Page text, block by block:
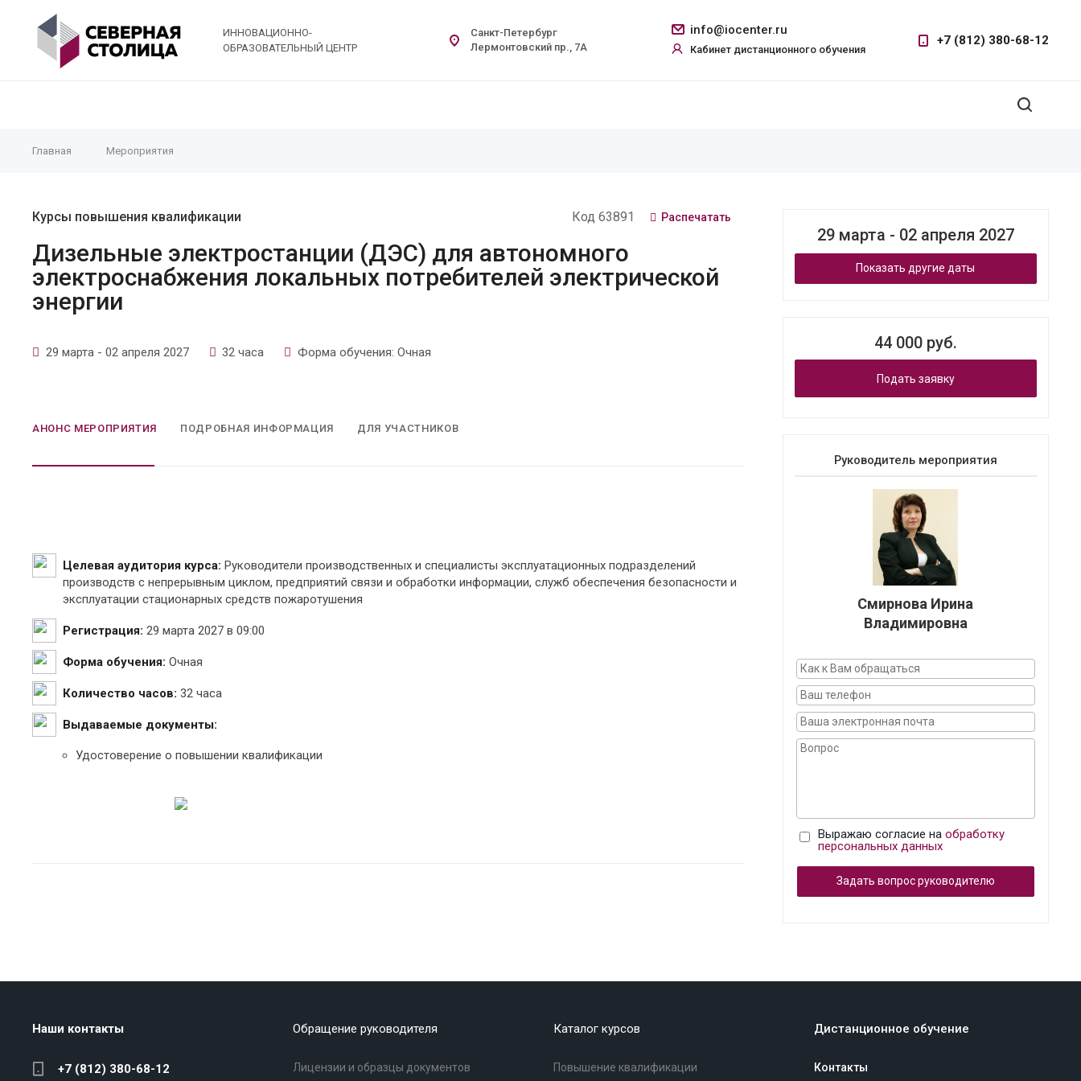
ИННОВАЦИОННО-
ОБРАЗОВАТЕЛЬНЫЙ ЦЕНТР
info@iocenter.ru
Кабинет дистанционного обучения
+7 (812) 380-68-12
Санкт-Петербург
Лермонтовский пр., 7А
Главная Мероприятия
Курсы повышения квалификации Код 63891 Распечатать
Дизельные электростанции (ДЭС) для автономного
электроснабжения локальных потребителей электрической
энергии
29 марта - 02 апреля 2027 32 часа Форма обучения: Очная
АНОНС МЕРОПРИЯТИЯ ПОДРОБНАЯ ИНФОРМАЦИЯ ДЛЯ УЧАСТНИКОВ
Целевая аудитория курса: Руководители производственных и специалисты эксплуатационных подразделений
производств с непрерывным циклом, предприятий связи и обработки информации, служб обеспечения безопасности и
эксплуатации стационарных средств пожаротушения
Регистрация: 29 марта 2027 в 09:00
Форма обучения: Очная
Количество часов: 32 часа
Выдаваемые документы:
Удостоверение о повышении квалификации
29 марта - 02 апреля 2027
Показать другие даты
44 000 руб.
Подать заявку
Руководитель мероприятия
Смирнова Ирина
Владимировна
Выражаю согласие на обработку
персональных данных
Задать вопрос руководителю
Наши контакты
+7 (812) 380-68-12
Обращение руководителя
Лицензии и образцы документов
Каталог курсов
Повышение квалификации
Дистанционное обучение
Контакты